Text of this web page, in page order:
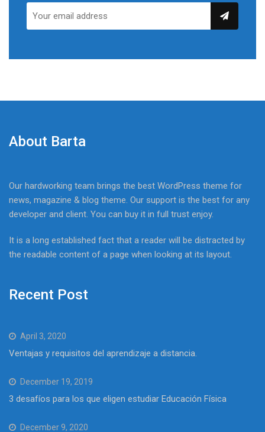
About Barta
Our hardworking team brings the best WordPress theme for
news, magazine & blog theme. Our support is the best for any
developer and client. You can buy it in full trust enjoy.
It is a long established fact that a reader will be distracted by
the readable content of a page when looking at its layout.
Recent Post
April 3, 2020
Ventajas y requisitos del aprendizaje a distancia.
December 19, 2019
3 desafíos para los que eligen estudiar Educación Física
December 9, 2020